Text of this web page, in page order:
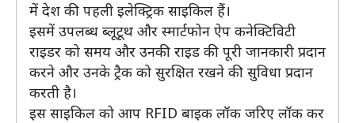
में देश की पहली इलेक्ट्रिक साइकिल हैं।
इसमें उपलब्ध ब्लूटूथ और स्मार्टफोन ऐप कनेक्टिविटी
राइडर को समय और उनकी राइड की पूरी जानकारी प्रदान
करने और उनके ट्रैक को सुरक्षित रखने की सुविधा प्रदान
करती है।
इस साइकिल को आप RFID बाइक लॉक जरिए लॉक कर